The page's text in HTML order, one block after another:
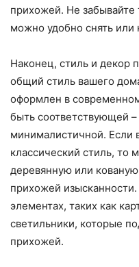
прихожей. Не забывайте
можно удобно снять или
Наконец, стиль и декор
общий стиль вашего
оформлен в
быть соответствующей
минималистичной. Если
классический стиль, то
деревянную или
прихожей
элементах, таких как
светильники, которые
прихожей.